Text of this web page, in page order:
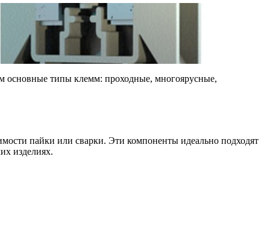
основные типы клемм: проходные, многоярусные,
пайки или сварки. Эти компоненты идеально подходят
изделиях.